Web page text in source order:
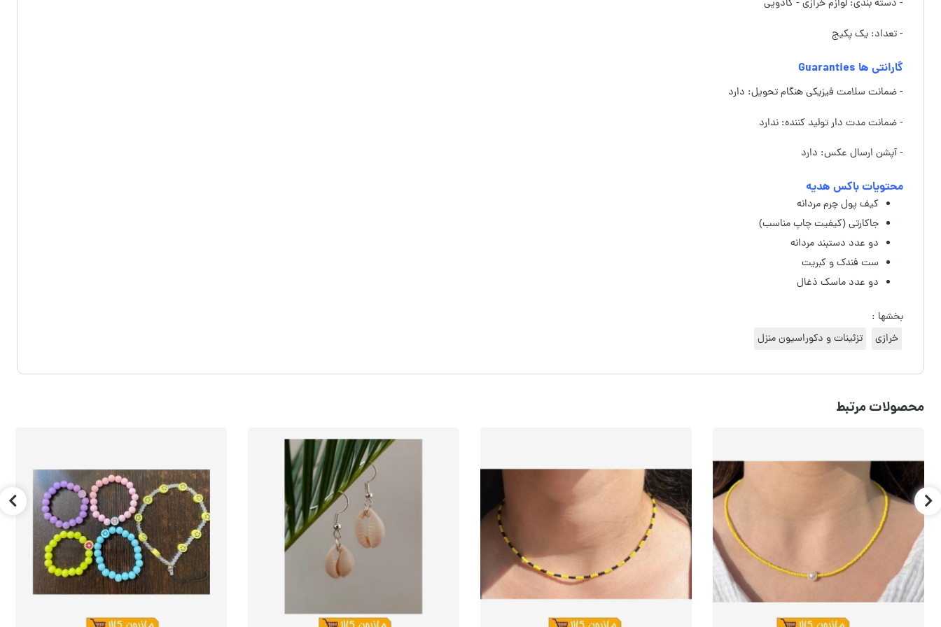
- دسته بندی: لوازم خرازی - کادویی
- تعداد: یک پکیج
گارانتی ها Guaranties
- ضمانت سلامت فیزیکی هنگام تحویل: دارد
- ضمانت مدت دار تولید کننده: ندارد
- آپشن ارسال عکس: دارد
محتویات باکس هدیه
کیف پول چرم مردانه
جاکارتی (کیفیت چاپ مناسب)
دو عدد دستبند مردانه
ست فندک و کبریت
دو عدد ماسک ذغال
بخشها :
خرازی
تزئینات و دکوراسیون منزل
محصولات مرتبط